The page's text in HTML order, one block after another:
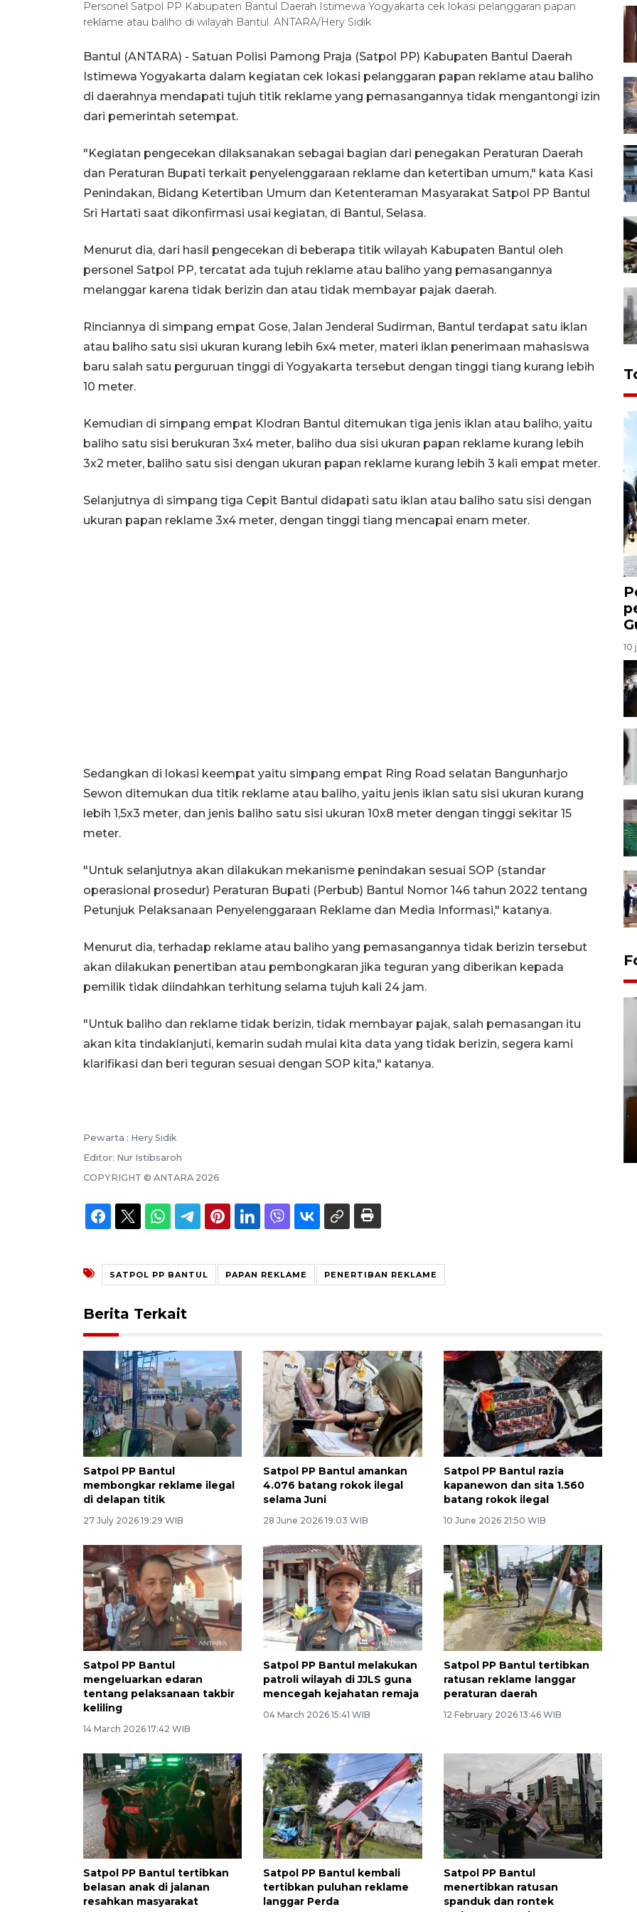
Personel Satpol PP Kabupaten Bantul Daerah Istimewa Yogyakarta cek lokasi pelanggaran papan
reklame atau baliho di wilayah Bantul. ANTARA/Hery Sidik
Bantul (ANTARA) - Satuan Polisi Pamong Praja (Satpol PP) Kabupaten Bantul Daerah
Istimewa Yogyakarta dalam kegiatan cek lokasi pelanggaran papan reklame atau baliho
di daerahnya mendapati tujuh titik reklame yang pemasangannya tidak mengantongi izin
dari pemerintah setempat.
"Kegiatan pengecekan dilaksanakan sebagai bagian dari penegakan Peraturan Daerah
dan Peraturan Bupati terkait penyelenggaraan reklame dan ketertiban umum," kata Kasi
Penindakan, Bidang Ketertiban Umum dan Ketenteraman Masyarakat Satpol PP Bantul
Sri Hartati saat dikonfirmasi usai kegiatan, di Bantul, Selasa.
Menurut dia, dari hasil pengecekan di beberapa titik wilayah Kabupaten Bantul oleh
personel Satpol PP, tercatat ada tujuh reklame atau baliho yang pemasangannya
melanggar karena tidak berizin dan atau tidak membayar pajak daerah.
Rinciannya di simpang empat Gose, Jalan Jenderal Sudirman, Bantul terdapat satu iklan
atau baliho satu sisi ukuran kurang lebih 6x4 meter, materi iklan penerimaan mahasiswa
baru salah satu perguruan tinggi di Yogyakarta tersebut dengan tinggi tiang kurang lebih
10 meter.
Kemudian di simpang empat Klodran Bantul ditemukan tiga jenis iklan atau baliho, yaitu
baliho satu sisi berukuran 3x4 meter, baliho dua sisi ukuran papan reklame kurang lebih
3x2 meter, baliho satu sisi dengan ukuran papan reklame kurang lebih 3 kali empat meter.
Selanjutnya di simpang tiga Cepit Bantul didapati satu iklan atau baliho satu sisi dengan
ukuran papan reklame 3x4 meter, dengan tinggi tiang mencapai enam meter.
Sedangkan di lokasi keempat yaitu simpang empat Ring Road selatan Bangunharjo
Sewon ditemukan dua titik reklame atau baliho, yaitu jenis iklan satu sisi ukuran kurang
lebih 1,5x3 meter, dan jenis baliho satu sisi ukuran 10x8 meter dengan tinggi sekitar 15
meter.
"Untuk selanjutnya akan dilakukan mekanisme penindakan sesuai SOP (standar
operasional prosedur) Peraturan Bupati (Perbub) Bantul Nomor 146 tahun 2022 tentang
Petunjuk Pelaksanaan Penyelenggaraan Reklame dan Media Informasi," katanya.
Menurut dia, terhadap reklame atau baliho yang pemasangannya tidak berizin tersebut
akan dilakukan penertiban atau pembongkaran jika teguran yang diberikan kepada
pemilik tidak diindahkan terhitung selama tujuh kali 24 jam.
"Untuk baliho dan reklame tidak berizin, tidak membayar pajak, salah pemasangan itu
akan kita tindaklanjuti, kemarin sudah mulai kita data yang tidak berizin, segera kami
klarifikasi dan beri teguran sesuai dengan SOP kita," katanya.
Pewarta : Hery Sidik
Editor: Nur Istibsaroh
COPYRIGHT © ANTARA 2026
SATPOL PP BANTUL PAPAN REKLAME PENERTIBAN REKLAME
Berita Terkait
Satpol PP Bantul
membongkar reklame ilegal
di delapan titik
27 July 2026 19:29 WIB
Satpol PP Bantul amankan
4.076 batang rokok ilegal
selama Juni
28 June 2026 19:03 WIB
Satpol PP Bantul razia
kapanewon dan sita 1.560
batang rokok ilegal
10 June 2026 21:50 WIB
Satpol PP Bantul
mengeluarkan edaran
tentang pelaksanaan takbir
keliling
14 March 2026 17:42 WIB
Satpol PP Bantul melakukan
patroli wilayah di JJLS guna
mencegah kejahatan remaja
04 March 2026 15:41 WIB
Satpol PP Bantul tertibkan
ratusan reklame langgar
peraturan daerah
12 February 2026 13:46 WIB
Satpol PP Bantul tertibkan
belasan anak di jalanan
resahkan masyarakat
Satpol PP Bantul kembali
tertibkan puluhan reklame
langgar Perda
Satpol PP Bantul
menertibkan ratusan
spanduk dan rontek
10